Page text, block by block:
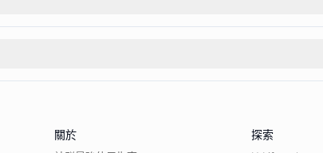
關於 探索